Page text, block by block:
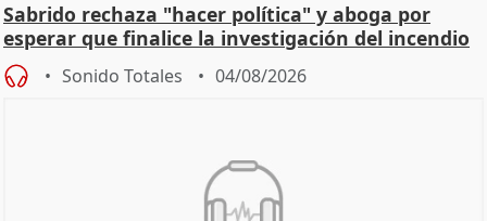
Sabrido rechaza "hacer política" y aboga por
esperar que finalice la investigación del incendio
Sonido Totales 04/08/2026